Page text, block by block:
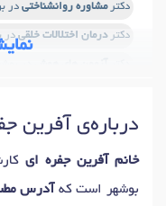
دکترمشاوره روانشناختی در
دکتردرمان اختلالات خلقیدر
دکترآموزش مهارتهای زندگی
دکترآموزش مهارتهای ارتباطی
درمان تحلیلی / روانکاوی
درباره‌ی آفرین
خانم آفرین جفره ای
بوشهر است که آدرس